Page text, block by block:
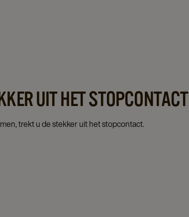
UIT HET STOPCONTACT
trekt u de stekker uit het stopcontact.